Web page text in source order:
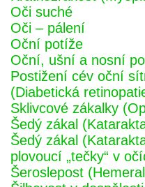
Oči suché
Oči – pálení
Oční potíže
Oční, ušní a nosní
Postižení cév oční
(Diabetická
Sklivcové zákalky
Šedý zákal
Šedý zákal
plovoucí „tečky“ v
Šeroslepost